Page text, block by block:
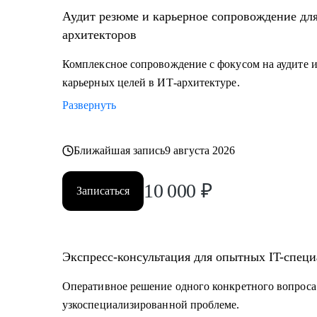
Аудит резюме и карьерное сопровождение
архитекторов
Комплексное сопровождение с фокусом на аудите
карьерных целей в ИТ-архитектуре.
Развернуть
Ближайшая запись9 августа 2026
Записаться 10 000 ₽
Экспресс-консультация для опытных IT-
Оперативное решение одного конкретного
узкоспециализированной проблеме.